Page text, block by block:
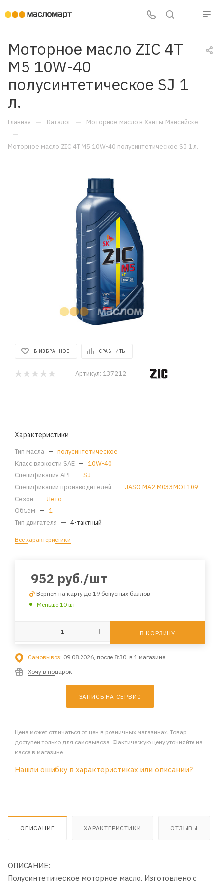
Моторное масло ZIC 4T
M5 10W-40
полусинтетическое SJ 1
л.
Главная — Каталог — Моторное масло в Ханты-Мансийске
—
Моторное масло ZIC 4T M5 10W-40 полусинтетическое SJ 1 л.
В ИЗБРАННОЕ СРАВНИТЬ
Артикул: 137212
Характеристики
Тип масла — полусинтетическое
Класс вязкости SAE — 10W-40
Спецификация API — SJ
Спецификации производителей — JASO MA2 M033MOT109
Сезон — Лето
Объем — 1
Тип двигателя — 4-тактный
Все характеристики
952 руб./шт
Вернем на карту до 19 бонусных баллов
Меньше 10 шт
В КОРЗИНУ
Самовывоз: 09.08.2026, после 8:30, в 1 магазине
Хочу в подарок
ЗАПИСЬ НА СЕРВИС
Цена может отличаться от цен в розничных магазинах. Товар
доступен только для самовывоза. Фактическую цену уточняйте на
кассе в магазине
Нашли ошибку в характеристиках или описании?
ОПИСАНИЕ ХАРАКТЕРИСТИКИ ОТЗЫВЫ
ОПИСАНИЕ:
Полусинтетическое моторное масло. Изготовлено с